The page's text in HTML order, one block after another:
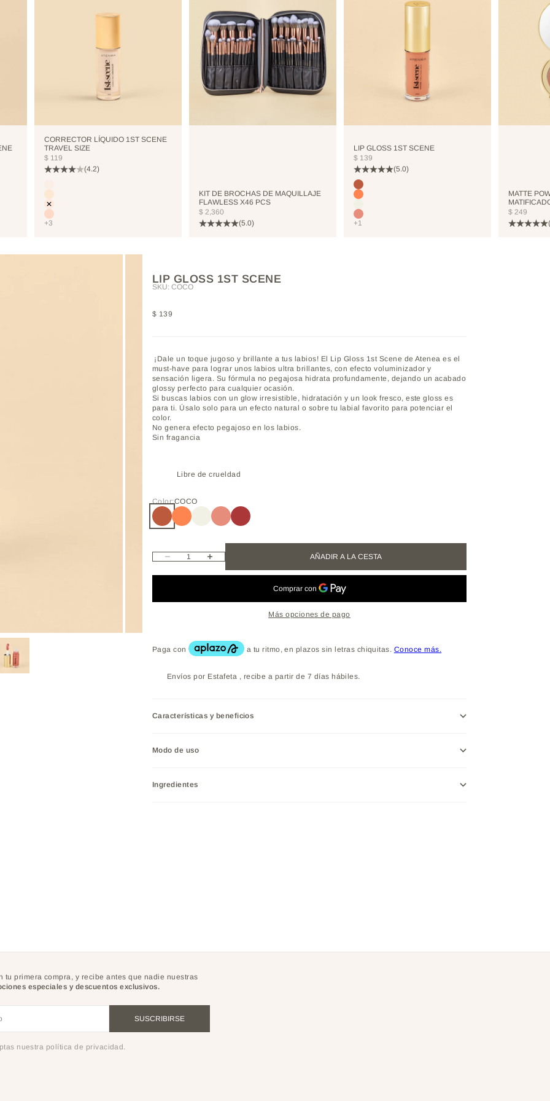
CORRECTOR LÍQUIDO 1ST SCENE
TRAVEL SIZE
PRECIO DE OFERTA
$ 119
(4.2)
CUTCREASE
NEUTRALIZER
VANILLA
NUDE
+3
KIT DE BROCHAS DE MAQUILLAJE
FLAWLESS X46 PCS
PRECIO DE OFERTA
$ 2,360
(5.0)
LIP GLOSS 1ST SCENE
PRECIO DE OFERTA
$ 139
(5.0)
Color
COCO
CORALHAZE
COOLICE
BRIGHTPINK
+1
MATTE
PRECIO DE
$ 249
LIP GLOSS 1ST SCENE
SKU: COCO
Precio de oferta
$ 139
¡Dale un toque jugoso y brillante a tus labios! El Lip Gloss 1st Scene de Atenea es el
must-have para lograr unos labios ultra brillantes, con efecto voluminizador y
sensación ligera. Su fórmula no pegajosa hidrata profundamente, dejando un acabado
glossy perfecto para cualquier ocasión.
Si buscas labios con un glow irresistible, hidratación y un look fresco, este gloss es
para ti. Úsalo solo para un efecto natural o sobre tu labial favorito para potenciar el
color.
No genera efecto pegajoso en los labios.
Sin fragancia
Libre de crueldad
Color:COCO
COCO CORALHAZE
COOLICEBRIGHTPINKSHELLCORAL
Reducir cantidadAumentar cantidad AÑADIR A LA CESTA
Más opciones de pago
Envíos por Estafeta , recibe a partir de 7 días hábiles.
Características y beneficios
Modo de uso
Ingredientes
tu primera compra, y recibe antes que nadie nuestras
especiales y descuentos exclusivos.
SUSCRIBIRSE
nuestra política de privacidad.